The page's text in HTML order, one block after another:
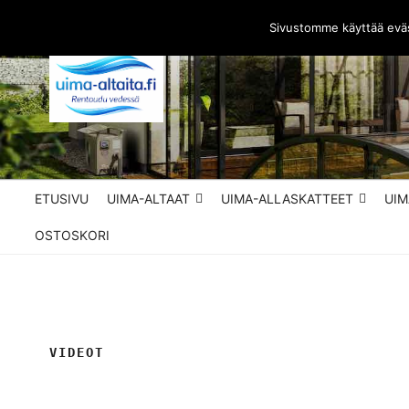
UIMA-ALTAITA.FI –
Parhaat uima-altaat edullisesti
ETUSIVU UIMA-ALTAAT UIMA-ALLASKATTEET
OSTOSKORI
VIDEOT
Sivustomme käyttää